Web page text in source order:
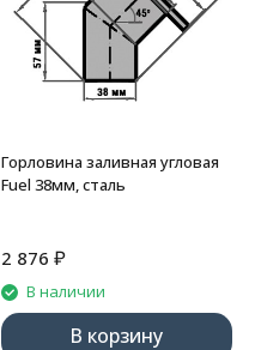
Горловина заливная угловая
Fuel 38мм, сталь
2 876 ₽
В наличии
В корзину